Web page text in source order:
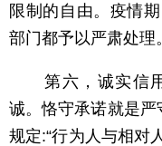
限制的自由。疫情
部门都予以严肃处理。
第六，诚实信用
诚。恪守承诺就是
规定:“行为人与相对